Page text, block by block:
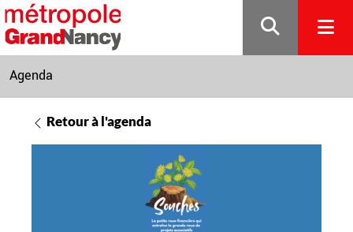
Gestion de vos préférences sur les cookies
Agenda
Retour à l'agenda